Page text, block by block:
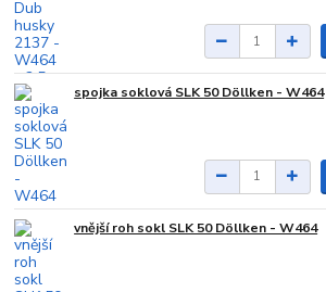
spojka soklová SLK 50 Döllken - W464
vnější roh sokl SLK 50 Döllken - W464